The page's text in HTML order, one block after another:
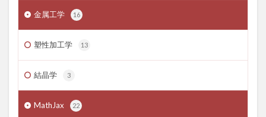
金属工学 16
塑性加工学 13
結晶学 3
MathJax 22